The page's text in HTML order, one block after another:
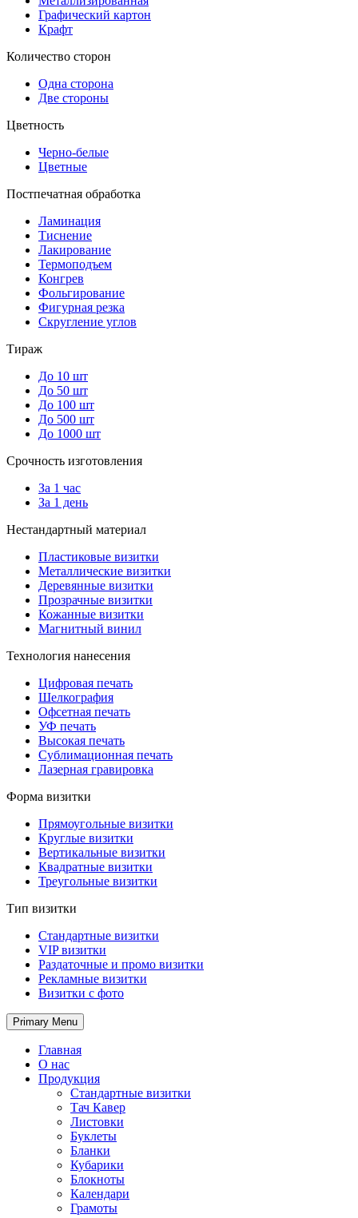
Графический картон
Крафт
Количество сторон
Одна сторона
Две стороны
Цветность
Черно-белые
Цветные
Постпечатная обработка
Ламинация
Тиснение
Лакирование
Термоподъем
Конгрев
Фольгирование
Фигурная резка
Скругление углов
Тираж
До 10 шт
До 50 шт
До 100 шт
До 500 шт
До 1000 шт
Срочность изготовления
За 1 час
За 1 день
Нестандартный материал
Пластиковые визитки
Металлические визитки
Деревянные визитки
Прозрачные визитки
Кожанные визитки
Магнитный винил
Технология нанесения
Цифровая печать
Шелкография
Офсетная печать
УФ печать
Высокая печать
Сублимационная печать
Лазерная гравировка
Форма визитки
Прямоугольные визитки
Круглые визитки
Вертикальные визитки
Квадратные визитки
Треугольные визитки
Тип визитки
Стандартные визитки
VIP визитки
Раздаточные и промо визитки
Рекламные визитки
Визитки с фото
Primary Menu
Главная
О нас
Продукция
Стандартные визитки
Тач Кавер
Листовки
Буклеты
Бланки
Кубарики
Блокноты
Календари
Грамоты